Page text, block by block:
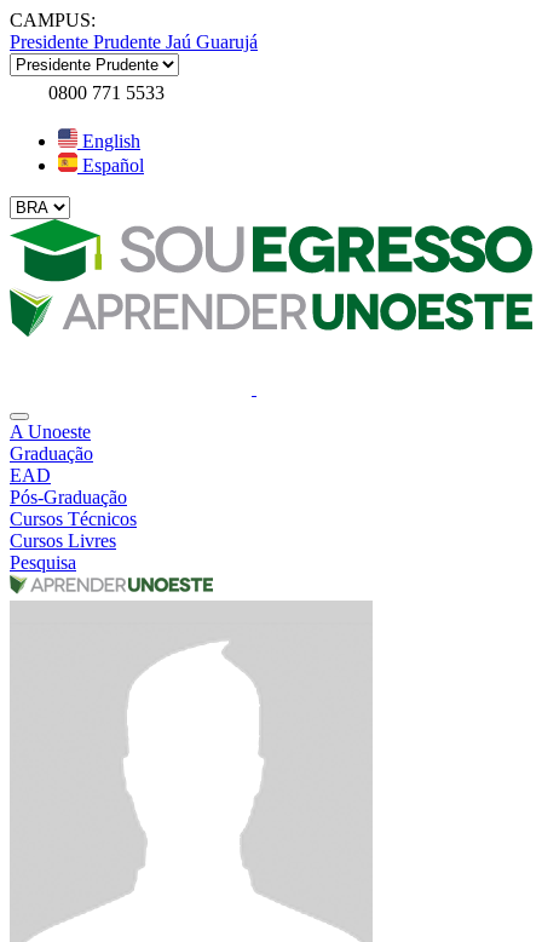
CAMPUS:
Presidente Prudente Jaú Guarujá
0800 771 5533
English
Español
A Unoeste
Graduação
EAD
Pós-Graduação
Cursos Técnicos
Cursos Livres
Pesquisa